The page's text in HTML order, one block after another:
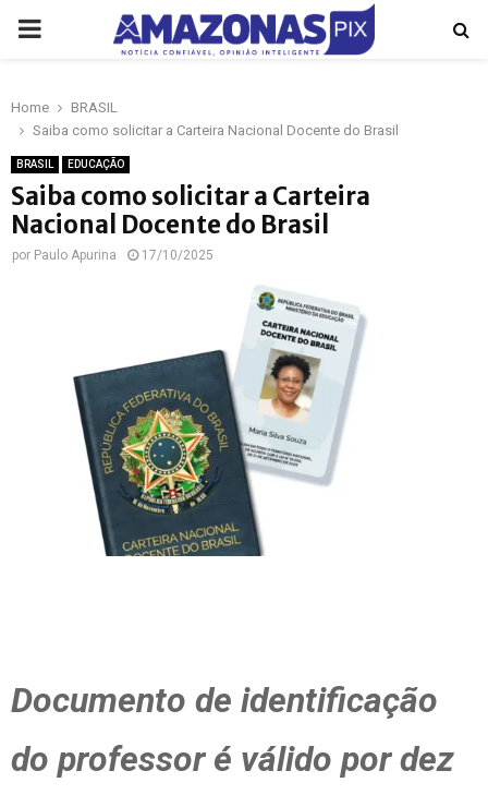
PRIMARY
Home
BRASIL
Saiba como solicitar a Carteira Nacional Docente do Brasil
BRASIL EDUCAÇÃO
Saiba como solicitar a Carteira
Nacional Docente do Brasil
por Paulo Apurina 17/10/2025
Documento de identificação
do professor é válido por dez